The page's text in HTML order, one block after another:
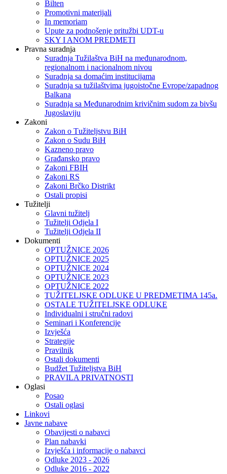
Bilten
Promotivni materijali
In memoriam
Upute za podnošenje pritužbi UDT-u
SKY I ANOM PREDMETI
Pravna suradnja
Suradnja Tužilaštva BiH na međunarodnom,
regionalnom i nacionalnom nivou
Suradnja sa domaćim institucijama
Suradnja sa tužilaštvima jugoistočne Evrope/zapadnog
Balkana
Suradnja sa Međunarodnim krivičnim sudom za bivšu
Jugoslaviju
Zakoni
Zakon o Тužiteljstvu BiH
Zakon o Sudu BiH
Kazneno pravo
Građansko pravo
Zakoni FBIH
Zakoni RS
Zakoni Brčko Distrikt
Ostali propisi
Tužitelji
Glavni tužitelj
Tužitelji Odjela I
Tužitelji Odjela II
Dokumenti
OPTUŽNICE 2026
OPTUŽNICE 2025
OPTUŽNICE 2024
OPTUŽNICE 2023
OPTUŽNICE 2022
TUŽITELJSKE ODLUKE U PREDMETIMA 145a.
OSTALE TUŽITELJSKE ODLUKE
Individualni i stručni radovi
Seminari i Konferencije
Izvješća
Strategije
Pravilnik
Ostali dokumenti
Budžet Tužiteljstva BiH
PRAVILA PRIVATNOSTI
Oglasi
Posao
Ostali oglasi
Linkovi
Javne nabave
Obavijesti o nabavci
Plan nabavki
Izvješća i informacije o nabavci
Odluke 2023 - 2026
Odluke 2016 - 2022